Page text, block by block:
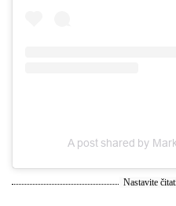
A post shared by
Nastavite